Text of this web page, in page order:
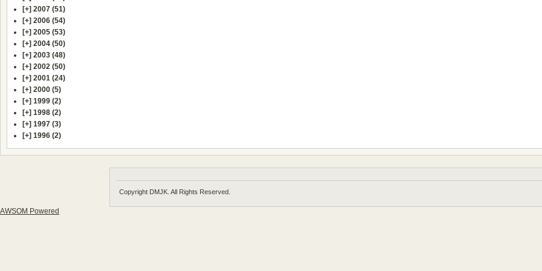
[+] 2007 (51)
[+] 2006 (54)
[+] 2005 (53)
[+] 2004 (50)
[+] 2003 (48)
[+] 2002 (50)
[+] 2001 (24)
[+] 2000 (5)
[+] 1999 (2)
[+] 1998 (2)
[+] 1997 (3)
[+] 1996 (2)
Copyright DMJK. All Rights Reserved.
AWSOM Powered